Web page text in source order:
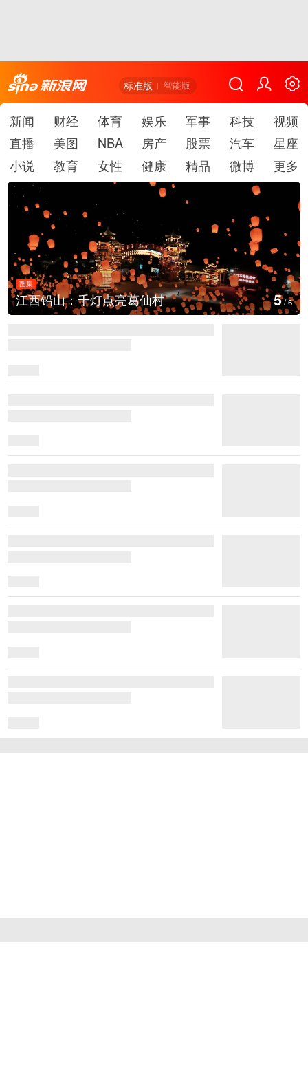
标准版 智能版
新闻 财经 体育 娱乐 军事 科技
视频
直播
美图 NBA 房产 股票 汽车
星座
小说
教育 女性 健康 精品 微博 更多
图集
上海：七彩稻田画迎最佳观赏期 6/6